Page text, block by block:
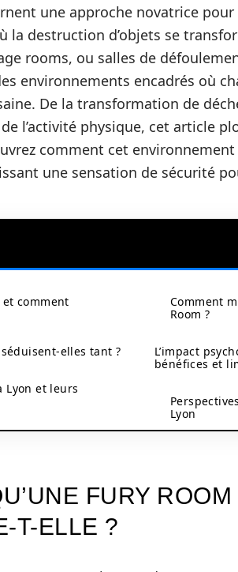
une approche novatrice pour
la destruction d’objets se
rooms, ou salles de
environnements encadrés où
De la transformation de
l’activité physique, cet article
comment cet
une sensation de sécurité
et comment
elles tant ?
Lyon et leurs
Comment
Room ?
L’impact
bénéfices et
Lyon
FURY
T-ELLE ?